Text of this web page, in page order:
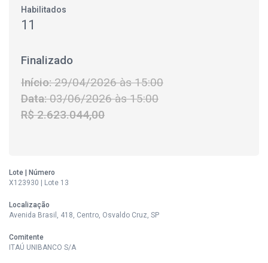
Habilitados
11
Finalizado
Início:29/04/2026 às 15:00
Data:03/06/2026 às 15:00
R$ 2.623.044,00
Lote | Número
X123930 | Lote 13
Localização
Avenida Brasil, 418, Centro, Osvaldo Cruz, SP
Comitente
ITAÚ UNIBANCO S/A